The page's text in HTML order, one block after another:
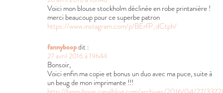
Voici mon blouse stockholm déclinée en robe printanière !
merci beaucoup pour ce superbe patron
https://www.instagram.com/p/BErfP_dCtph/
fannyboopdit :
27 avril 2016 à 19h44
Bonsoir,
Voici enfin ma copie et bonus un duo avec ma puce, suite à
un beug de mon imprimante !!!